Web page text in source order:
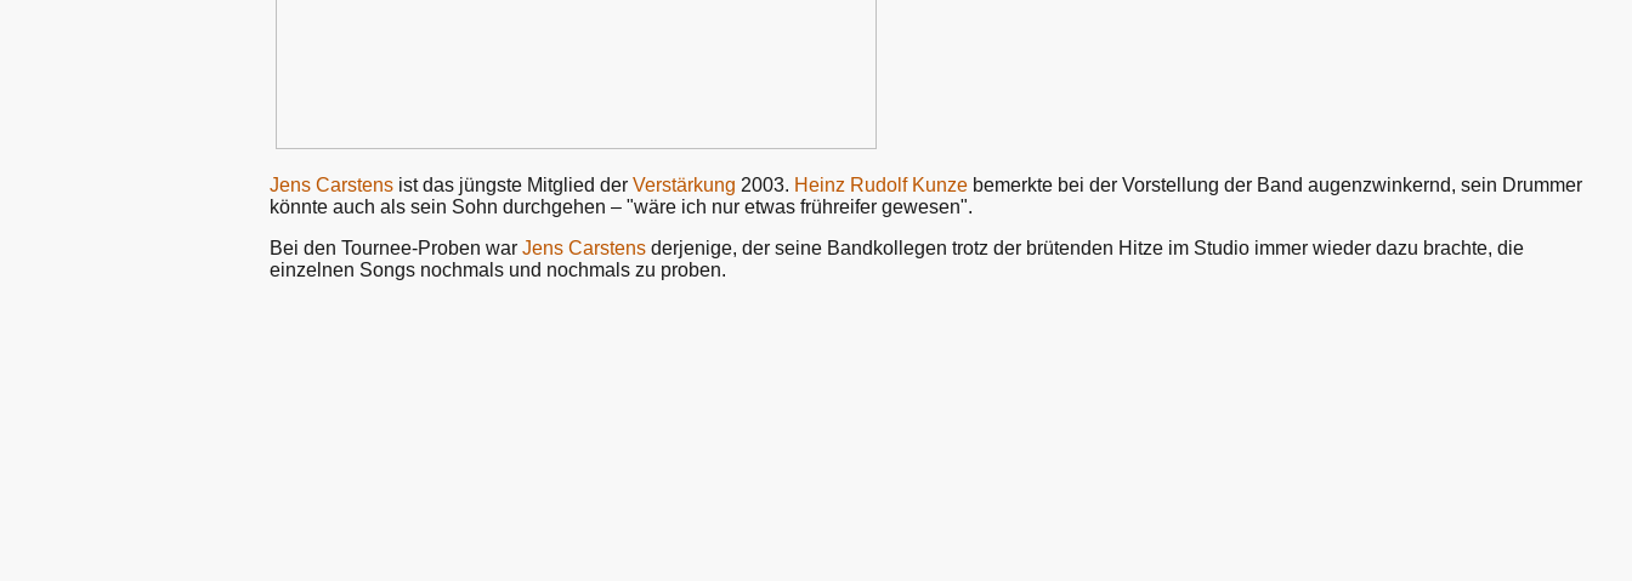
Jens Carstens ist das jüngste Mitglied der Verstärkung 2003. Heinz Rudolf Kunze bemerkte bei der Vorstellung der Band augenzwinkernd, sein Drummer
könnte auch als sein Sohn durchgehen – "wäre ich nur etwas frühreifer gewesen".
Bei den Tournee-Proben war Jens Carstens derjenige, der seine Bandkollegen trotz der brütenden Hitze im Studio immer wieder dazu brachte, die
einzelnen Songs nochmals und nochmals zu proben.